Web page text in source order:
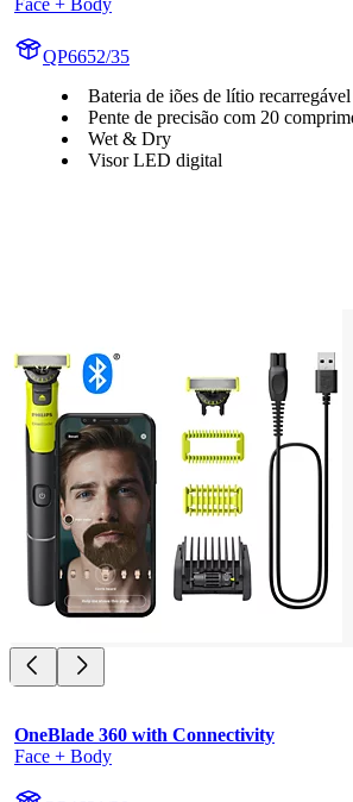
Face + Body
QP6652/35
Bateria de iões de lítio recarregável
Pente de precisão com 20
Wet & Dry
Visor LED digital
OneBlade 360 with Connectivity
Face + Body